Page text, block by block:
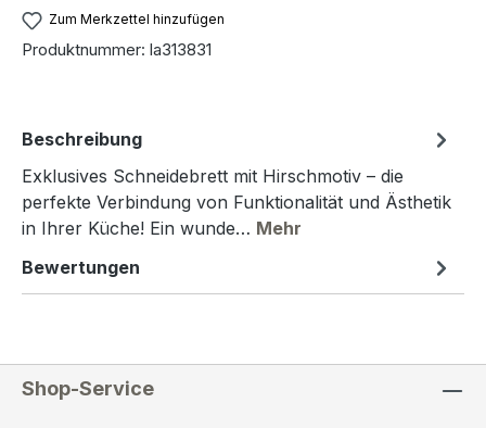
Zum Merkzettel hinzufügen
Produktnummer: la313831
Beschreibung
Exklusives Schneidebrett mit Hirschmotiv – die
perfekte Verbindung von Funktionalität und Ästhetik
in Ihrer Küche! Ein wunde… Mehr
Bewertungen
Shop-Service